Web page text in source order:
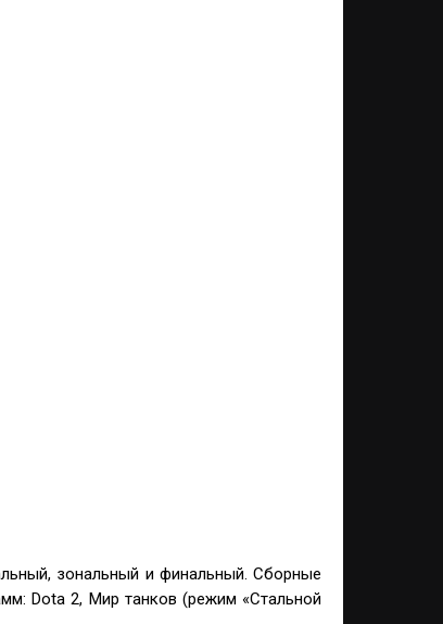
зональный и финальный. Сборные
Dota 2, Мир танков (режим «Стальной